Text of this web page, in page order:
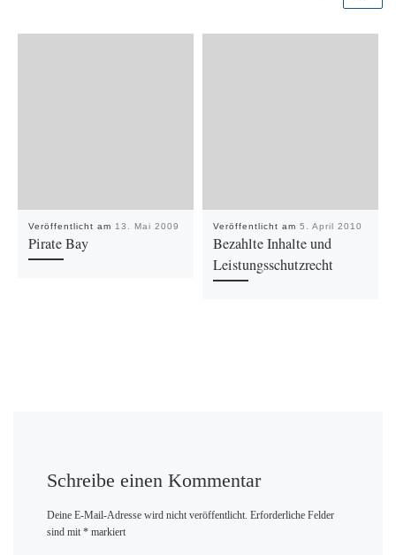
Veröffentlicht am 13. Mai 2009
Pirate Bay
Veröffentlicht am 5. April 2010
Bezahlte Inhalte und
Leistungsschutzrecht
Schreibe einen Kommentar
Deine E-Mail-Adresse wird nicht veröffentlicht. Erforderliche Felder
sind mit *markiert